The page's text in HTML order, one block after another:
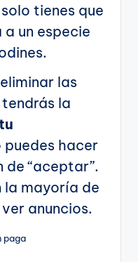
tienes que
un especie
las
la
puedes hacer
de “aceptar”.
la mayoría de
anuncios.